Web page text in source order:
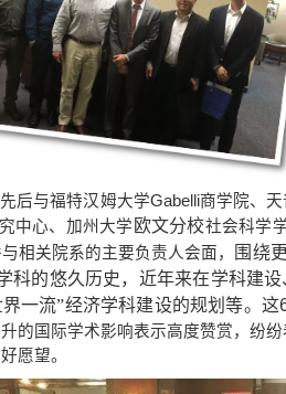
后与福特汉姆大学Gabelli商学院、
中心、加州大学 欧文分校社会科学
相关院系的主要负责人会面，
围绕
科的悠久历史，近年来在学科建
一流”经济学科建设的规划等。 这
的国际学术影响表示高度赞赏，纷
愿望。